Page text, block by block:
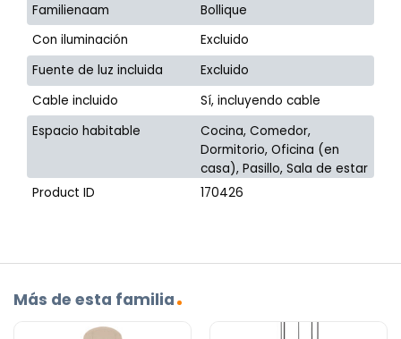
Familienaam
Bollique
Con iluminación
Excluido
Fuente de luz incluida
Excluido
Cable incluido
Sí, incluyendo cable
Espacio habitable
Cocina, Comedor,
Dormitorio, Oficina (en
casa), Pasillo, Sala de estar
Product ID
170426
Más de esta familia